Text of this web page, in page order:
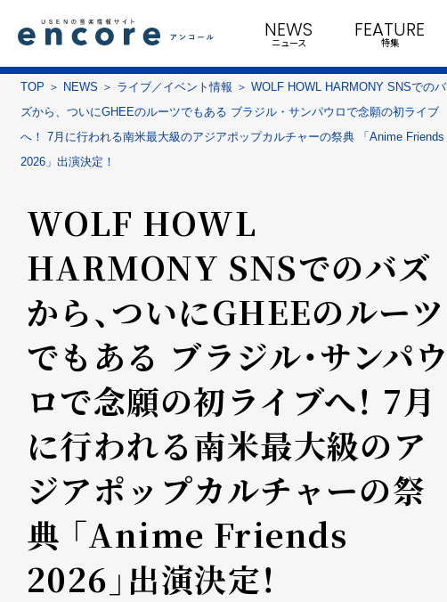
NEWS
ニュース
FEATURE
特集
TOP NEWS ライブ／イベント情報
WOLF HOWL HARMONY SNSでのバ
ズから、ついにGHEEのルーツでもある ブラジル・サンパウロで念願の初ライブ
へ！ 7月に行われる南米最大級のアジアポップカルチャーの祭典 「Anime Friends
2026」出演決定！
WOLF HOWL
HARMONY SNSでのバズ
から、ついにGHEEのルーツ
でもある ブラジル・サンパウ
ロで念願の初ライブへ！ 7月
に行われる南米最大級のア
ジアポップカルチャーの祭
典 「Anime Friends
2026」出演決定！